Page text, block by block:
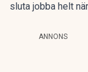
sluta jobba helt
ANNONS